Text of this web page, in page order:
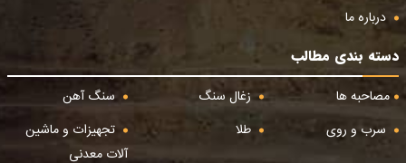
درباره ما
دسته بندی مطالب
مصاحبه ها
زغال سنگ
سنگ آهن
سرب و روی
طلا
تجهیزات و ماشین
آلات معدنی